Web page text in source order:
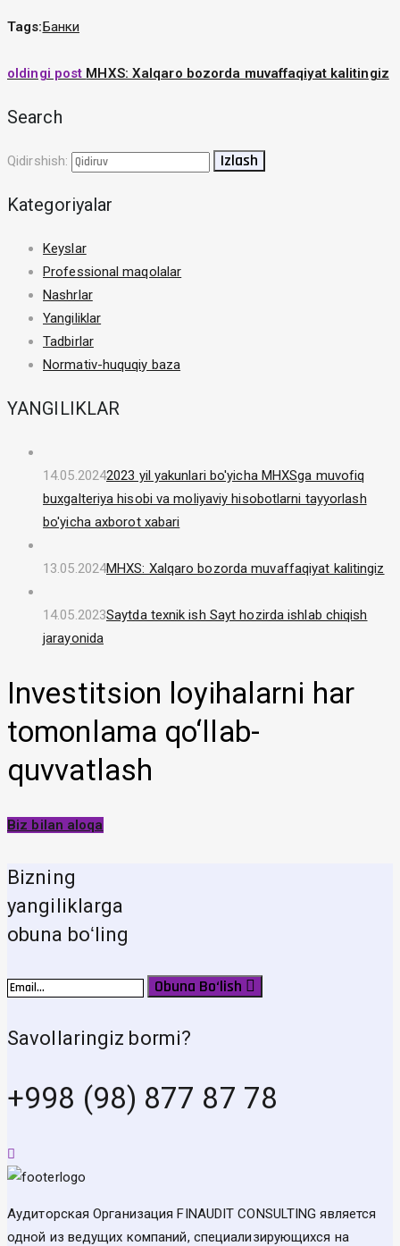
Tags:Банки
oldingi post MHXS: Xalqaro bozorda muvaffaqiyat kalitingiz
Search
Qidirshish:
Kategoriyalar
Keyslar
Professional maqolalar
Nashrlar
Yangiliklar
Tadbirlar
Normativ-huquqiy baza
YANGILIKLAR
14.05.20242023 yil yakunlari bo'yicha MHXSga muvofiq
buxgalteriya hisobi va moliyaviy hisobotlarni tayyorlash
bo'yicha axborot xabari
13.05.2024MHXS: Xalqaro bozorda muvaffaqiyat kalitingiz
14.05.2023Saytda texnik ish Sayt hozirda ishlab chiqish
jarayonida
Investitsion loyihalarni har
tomonlama qo‘llab-
quvvatlash
Biz bilan aloqa
Bizning
yangiliklarga
obuna boʻling
Obuna Bo‘lish
Savollaringiz bormi?
+998 (98) 877 87 78
Аудиторская Организация FINAUDIT CONSULTING является
одной из ведущих компаний, специализирующихся на